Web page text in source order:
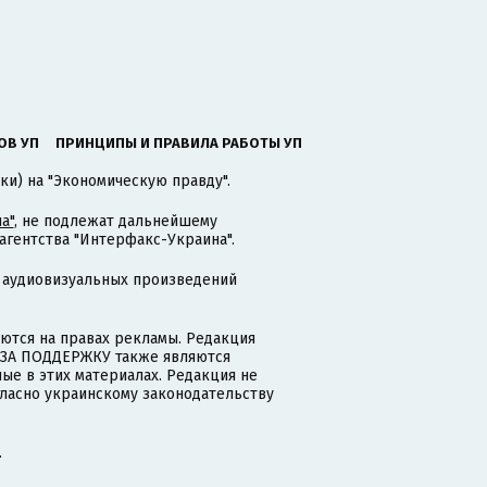
УП ПРИНЦИПЫ И ПРАВИЛА РАБОТЫ УП
на "Экономическую правду".
, не подлежат дальнейшему
"Интерфакс-Украина".
произведений
на правах рекламы. Редакция
ПОДДЕРЖКУ также являются
в этих материалах. Редакция не
украинскому законодательству